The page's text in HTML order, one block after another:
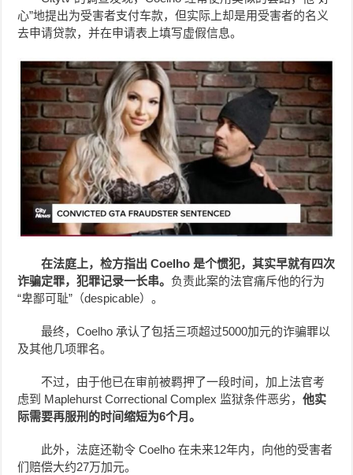
心”地提出为受害者支付车款，但实际上却是用受害者的名义
去申请贷款，并在申请表上填写虚假信息。
在法庭上，检方指出 Coelho 是个惯犯，其实早就有四次
诈骗定罪，犯罪记录一长串。 负责此案的法官痛斥他的行为
“卑鄙可耻”（despicable）。
最终，Coelho 承认了包括三项超过5000加元的诈骗罪以
及其他几项罪名。
不过，由于他已在审前被羁押了一段时间，加上法官考
虑到 Maplehurst Correctional Complex 监狱条件恶劣，他实
际需要再服刑的时间缩短为6个月。
此外，法庭还勒令 Coelho 在未来12年内，向他的受害者
们赔偿大约27万加元。